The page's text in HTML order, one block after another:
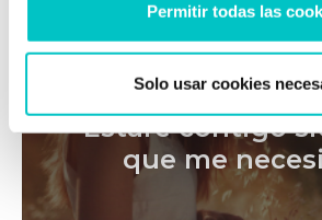
Permitir todas las
Solo usar cookies
Estaré contigo
que me